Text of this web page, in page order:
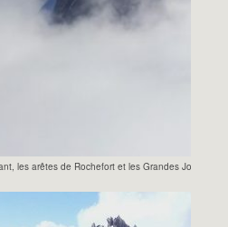
les arêtes de Rochefort et les Grandes Jorasses